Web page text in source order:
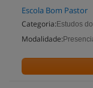
Escola Bom Pastor
Categoria: Estudos
Modalidade: